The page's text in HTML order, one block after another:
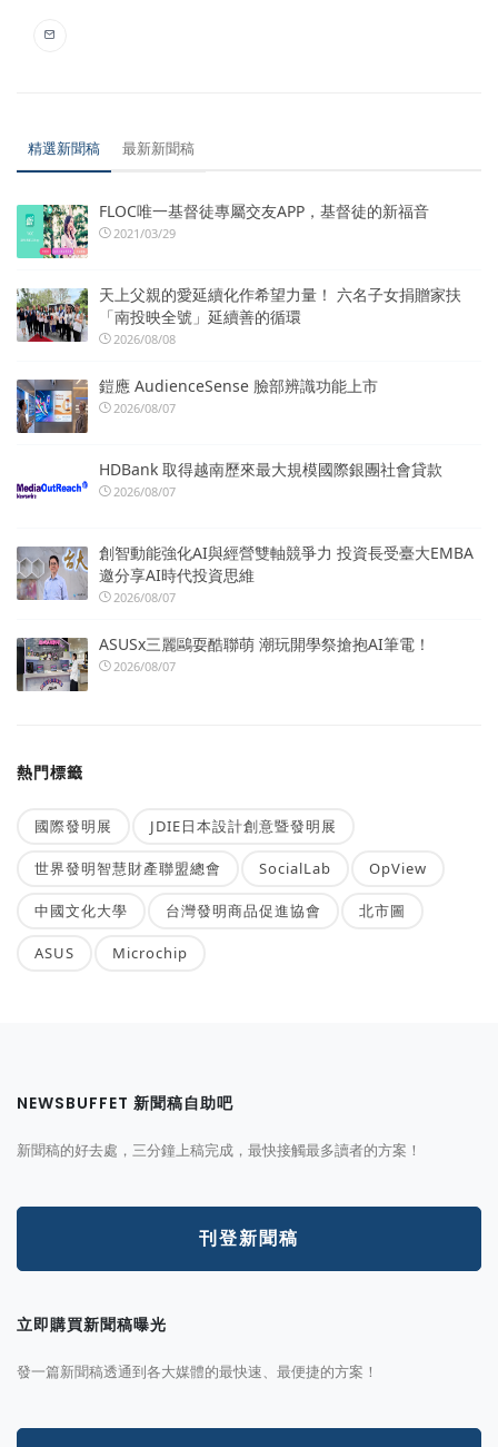
精選新聞稿 最新新聞稿
FLOC唯一基督徒專屬交友APP，基督徒的新福音
2021/03/29
天上父親的愛延續化作希望力量！ 六名子女捐贈家扶
「南投映全號」延續善的循環
2026/08/08
鎧應 AudienceSense 臉部辨識功能上市
2026/08/07
HDBank 取得越南歷來最大規模國際銀團社會貸款
2026/08/07
創智動能強化AI與經營雙軸競爭力 投資長受臺大EMBA
邀分享AI時代投資思維
2026/08/07
ASUSx三麗鷗耍酷聯萌 潮玩開學祭搶抱AI筆電！
2026/08/07
熱門標籤
國際發明展 JDIE日本設計創意暨發明展
世界發明智慧財產聯盟總會 SocialLab OpView
中國文化大學 台灣發明商品促進協會 北市圖
ASUS Microchip
NEWSBUFFET 新聞稿自助吧
新聞稿的好去處，三分鐘上稿完成，最快接觸最多讀者的方案！
刊登新聞稿
立即購買新聞稿曝光
發一篇新聞稿透通到各大媒體的最快速、最便捷的方案！